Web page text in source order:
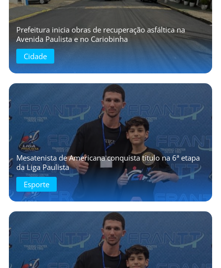
Prefeitura inicia obras de recuperação asfáltica na
Avenida Paulista e no Cariobinha
Cidade
Mesatenista de Americana conquista título na 6ª etapa
da Liga Paulista
Esporte